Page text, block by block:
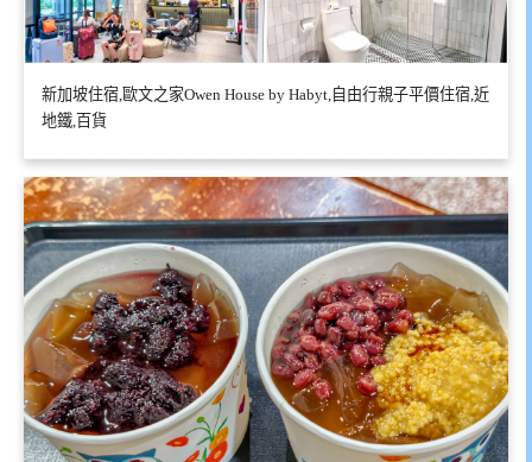
新加坡住宿,歐文之家Owen House by Habyt,自由行親子平價住宿,近
地鐵,百貨